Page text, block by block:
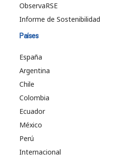
ObservaRSE
Informe de Sostenibilidad
Países
España
Argentina
Chile
Colombia
Ecuador
México
Perú
Internacional